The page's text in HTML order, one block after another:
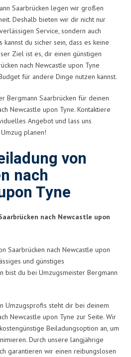
Saarbrücken legen wir großen
Deshalb bieten wir dir nicht nur
Service, sondern auch
kannst du sicher sein, dass es keine
Ziel ist es, dir einen günstigen
nach Newcastle upon Tyne
für andere Dinge nutzen kannst.
Bergmann Saarbrücken für deinen
Newcastle upon Tyne. Kontaktiere
Angebot und lass uns
planen!
von
nach
Tyne
nach Newcastle upon
Saarbrücken nach Newcastle upon
und günstiges
bist du bei Umzugsmeister Bergmann
Umzugsprofis steht dir bei deinem
Newcastle upon Tyne zur Seite. Wir
Beiladungsoption an, um
Durch unsere langjährige
garantieren wir einen reibungslosen